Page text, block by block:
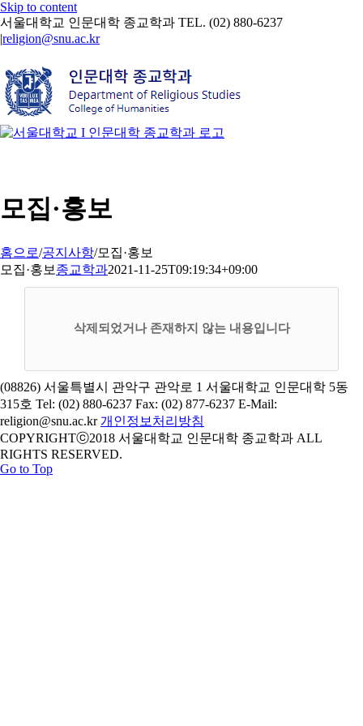
Skip to content
서울대학교 인문대학 종교학과 TEL. (02) 880-6237
|religion@snu.ac.kr
모집·홍보
홈으로/공지사항/모집·홍보
모집·홍보 종교학과2021-11-25T09:19:34+09:00
삭제되었거나 존재하지 않는 내용입니다
(08826) 서울특별시 관악구 관악로 1 서울대학교 인문대학 5동
315호 Tel: (02) 880-6237 Fax: (02) 877-6237 E-Mail:
religion@snu.ac.kr개인정보처리방침
COPYRIGHTⓒ2018 서울대학교 인문대학 종교학과 ALL
RIGHTS RESERVED.
Go to Top